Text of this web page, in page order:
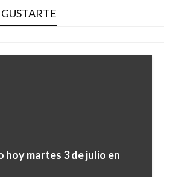
colombiano
15, 2016
hoy martes 3 de julio en